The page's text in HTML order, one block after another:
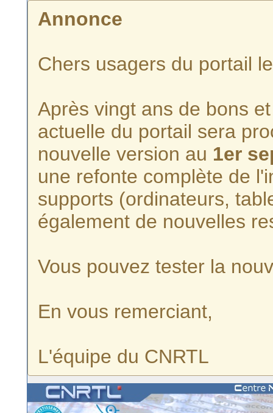
Annonce
Chers usagers du portail
Après vingt ans de bons
actuelle du portail sera
nouvelle version au 1er
une refonte complète de
supports (ordinateurs,
également de nouvelles
Vous pouvez tester la
En vous remerciant,
L'équipe du CNRTL